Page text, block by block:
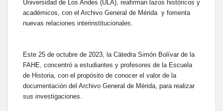
Universidad de Los Andes (ULA), reafirman lazos históricos y
académicos, con el Archivo General de Mérida y fomenta
nuevas relaciones interinstitucionales.
Este 25 de octubre de 2023, la Cátedra Simón Bolívar de la
FAHE, concentró a estudiantes y profesores de la Escuela
de Historia, con el propósito de conocer el valor de la
documentación del Archivo General de Mérida, para realizar
sus investigaciones.